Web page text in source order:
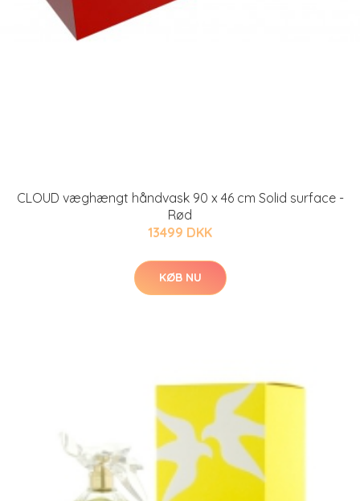
CLOUD væghængt håndvask 90 x 46 cm Solid surface -
Rød
13499 DKK
KØB NU